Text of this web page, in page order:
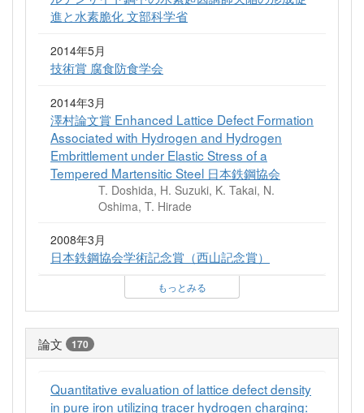
進と水素脆化 文部科学省
2014年5月
技術賞 腐食防食学会
2014年3月
澤村論文賞 Enhanced Lattice Defect Formation
Associated with Hydrogen and Hydrogen
Embrittlement under Elastic Stress of a
Tempered Martensitic Steel 日本鉄鋼協会
T. Doshida, H. Suzuki, K. Takai, N.
Oshima, T. Hirade
2008年3月
日本鉄鋼協会学術記念賞（西山記念賞）
もっとみる
論文 170
Quantitative evaluation of lattice defect density
in pure iron utilizing tracer hydrogen charging: